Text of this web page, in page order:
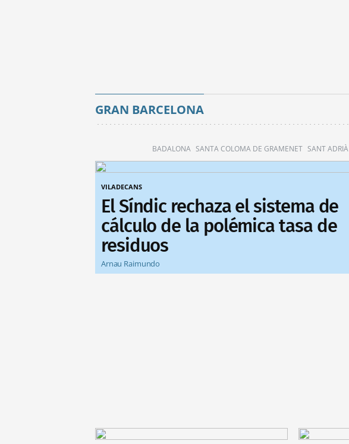
GRAN BARCELONA
BADALONA SANTA COLOMA DE GRAMENET SANT ADRIÀ
VILADECANS
El Síndic rechaza el sistema de
cálculo de la polémica tasa de
residuos
Arnau Raimundo